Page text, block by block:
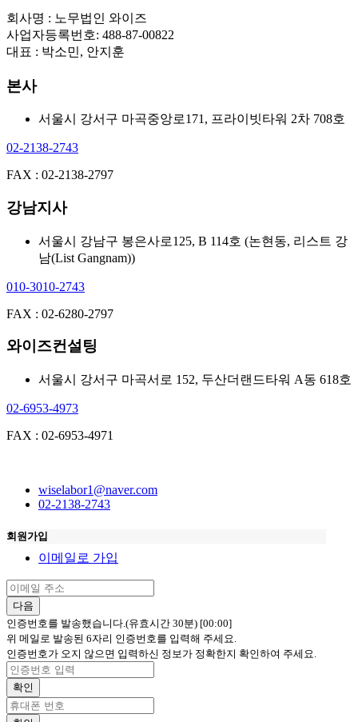
회사명 : 노무법인 와이즈
사업자등록번호: 488-87-00822
대표 : 박소민, 안지훈
본사
서울시 강서구 마곡중앙로171, 프라이빗타워 2차 708호
02-2138-2743
FAX : 02-2138-2797
강남지사
서울시 강남구 봉은사로125, B 114호 (논현동, 리스트 강
남(List Gangnam))
010-3010-2743
FAX : 02-6280-2797
와이즈컨설팅
서울시 강서구 마곡서로 152, 두산더랜드타워 A동 618호
02-6953-4973
FAX : 02-6953-4971
wiselabor1@naver.com
02-2138-2743
회원가입
이메일로 가입
다음
인증번호를 발송했습니다.(유효시간 30분) [00:00]
위 메일로 발송된 6자리 인증번호를 입력해 주세요.
인증번호가 오지 않으면 입력하신 정보가 정확한지 확인하여 주세요.
확인